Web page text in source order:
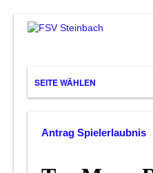
Antrag Spielerlaubnis